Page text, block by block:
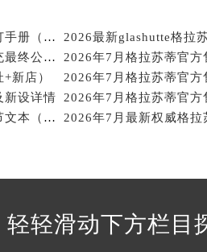
蒂售后服务中心（需提前预约）
格拉苏蒂售后服务中心（需提前预
售后服务中心（需提前预约）
售后服务中心（需提前预约）
售后服务中心（需提前预约）
蒂售后服务中心（需提前预约）
蒂售后服务中心（需提前预约）
2026年7月格拉苏蒂官方售后网点变动速查补充修订手册（迁址及新增）
2026年7月格拉苏蒂官方保养维修服务网络扩容补充最终公告（迁址新开）文本
新店）
2026年7月格拉苏蒂官
新设详情
2026年7月格拉苏蒂官方维修保养服务中心调整细节文本（迁址新开）
2026年7月最新权威格拉
轻轻滑动下方栏目